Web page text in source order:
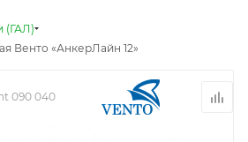
(ГАЛ)
Венто «АнкерЛайн 12»
090 040